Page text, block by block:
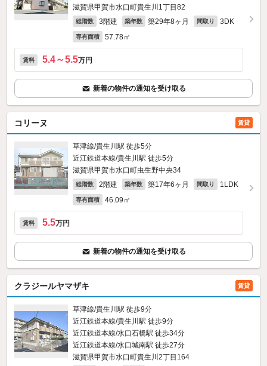
滋賀県甲賀市水口町貴生川1丁目82
総階数 3階建 築年数 築29年8ヶ月 間取り 3DK
専有面積 57.78㎡
賃料 5.4～5.5万円
新着の物件の通知を受け取る
コリーヌ 賃貸
草津線/貴生川駅 徒歩5分
近江鉄道本線/貴生川駅 徒歩5分
滋賀県甲賀市水口町虫生野中央34
総階数 2階建 築年数 築17年6ヶ月 間取り 1LDK
専有面積 46.09㎡
賃料 5.5万円
新着の物件の通知を受け取る
クラジールヤマザキ 賃貸
草津線/貴生川駅 徒歩9分
近江鉄道本線/貴生川駅 徒歩9分
近江鉄道本線/水口石橋駅 徒歩34分
近江鉄道本線/水口城南駅 徒歩27分
滋賀県甲賀市水口町貴生川2丁目164